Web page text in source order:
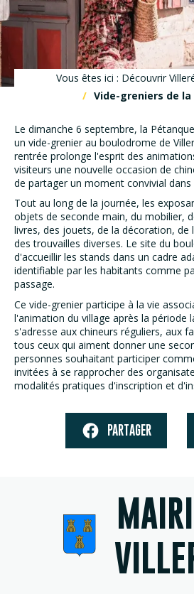
Vous êtes ici : Découvrir
Vide-greniers de la
Le dimanche 6 septembre, la
un vide-grenier au boulodrome de
rentrée prolonge l'esprit des
visiteurs une nouvelle occasion de
de partager un moment convivial
Tout au long de la journée, les
objets de seconde main, du mobilier,
livres, des jouets, de la décoration, de
des trouvailles diverses. Le site du
d'accueillir les stands dans un cadre
identifiable par les habitants comme
passage.
Ce vide-grenier participe à la vie
l'animation du village après la période
s'adresse aux chineurs réguliers, aux
tous ceux qui aiment donner une
personnes souhaitant participer
invitées à se rapprocher des
modalités pratiques d'inscription et
PARTAGER